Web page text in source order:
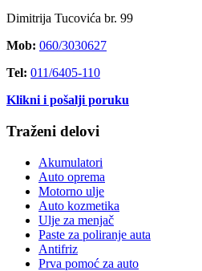
Dimitrija Tucovića br. 99
Mob: 060/3030627
Tel: 011/6405-110
Klikni i pošalji poruku
Traženi delovi
Akumulatori
Auto oprema
Motorno ulje
Auto kozmetika
Ulje za menjač
Paste za poliranje auta
Antifriz
Prva pomoć za auto